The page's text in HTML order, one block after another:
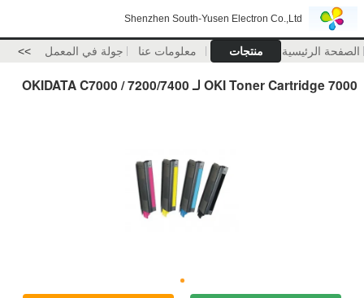
Shenzhen South-Yusen Electron Co.,Ltd
الصفحة الرئيسية منتجات معلومات عنا جولة في المعمل >>
7000 OKI Toner Cartridge لـ OKIDATA C7000 / 7200/7400